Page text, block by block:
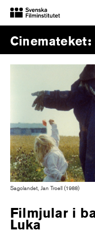
Cinemateket
Sagolandet, Jan Troell (1988)
Filmjular i
Luka